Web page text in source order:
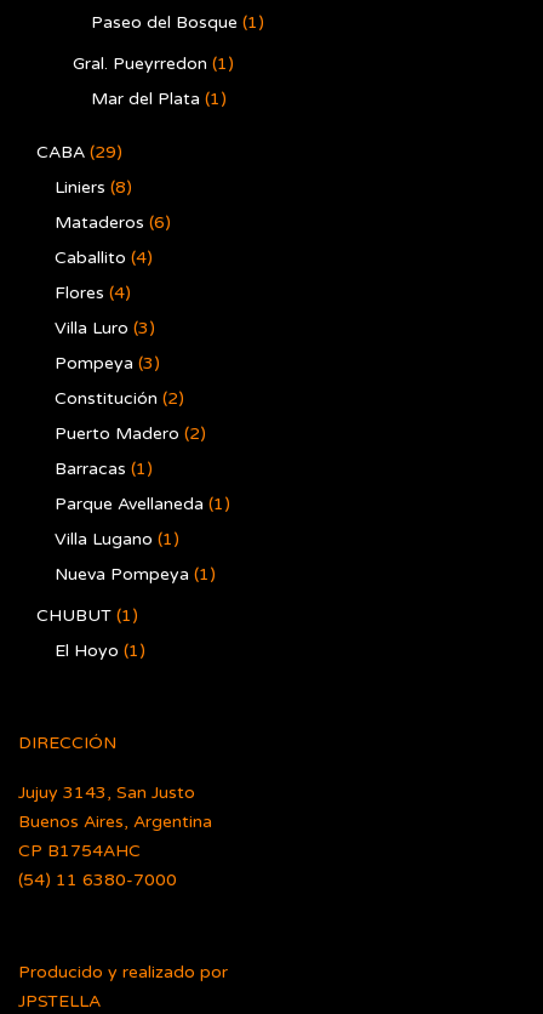
Paseo del Bosque (1)
Gral. Pueyrredon (1)
Mar del Plata (1)
CABA (29)
Liniers (8)
Mataderos (6)
Caballito (4)
Flores (4)
Villa Luro (3)
Pompeya (3)
Constitución (2)
Puerto Madero (2)
Barracas (1)
Parque Avellaneda (1)
Villa Lugano (1)
Nueva Pompeya (1)
CHUBUT (1)
El Hoyo (1)
DIRECCIÓN
Jujuy 3143, San Justo
Buenos Aires, Argentina
CP B1754AHC
(54) 11 6380-7000
Producido y realizado por
JPSTELLA